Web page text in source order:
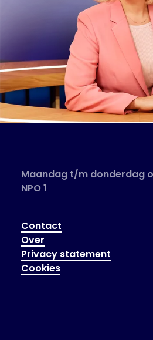
Maandag t/m donderdag
NPO 1
Contact
Over
Privacy statement
Cookies